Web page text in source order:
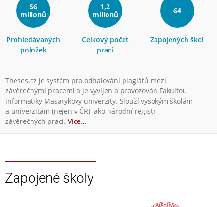
56
milionů
Prohledávaných
položek
1,2
milionů
Celkový počet
prací
64
Zapojených škol
Theses.cz je systém pro odhalování plagiátů mezi
závěrečnými pracemi a je vyvíjen a provozován Fakultou
informatiky Masarykovy univerzity. Slouží vysokým školám
a univerzitám (nejen v ČR) jako národní registr
závěrečných prací. Více…
Zapojené školy